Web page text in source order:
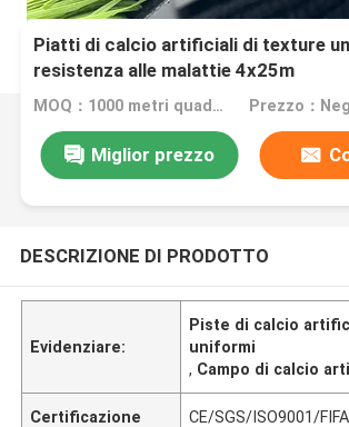
Piatti di calcio artificiali di texture
resistenza alle malattie 4x25m
MOQ：1000 metri quadrati Prezzo：
Miglior prezzo
DESCRIZIONE DI PRODOTTO
Evidenziare:
Piste di calcio
uniformi
, Campo di calcio
Certificazione CE/SGS/ISO9001/FIFA